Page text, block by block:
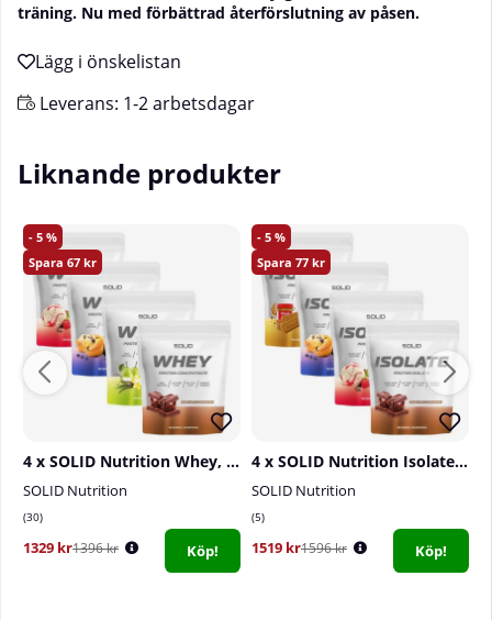
träning. Nu med förbättrad återförslutning av påsen.
Leverans: 1-2 arbetsdagar
Liknande produkter
5
67
4 x SOLID Nutrition Whey, 750 g
SOLID Nutrition
30
1329 kr1396 kr Köp!
5
77
4 x SOLID Nutrition Isolate, 750 g
SOLID Nutrition
5
1519 kr1596 kr Köp!